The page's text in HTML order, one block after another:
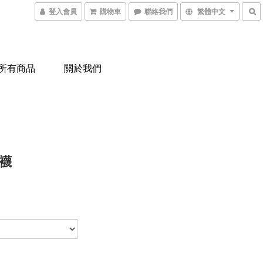
登入會員 購物車 聯絡我們 繁體中文
有商品 關於我們